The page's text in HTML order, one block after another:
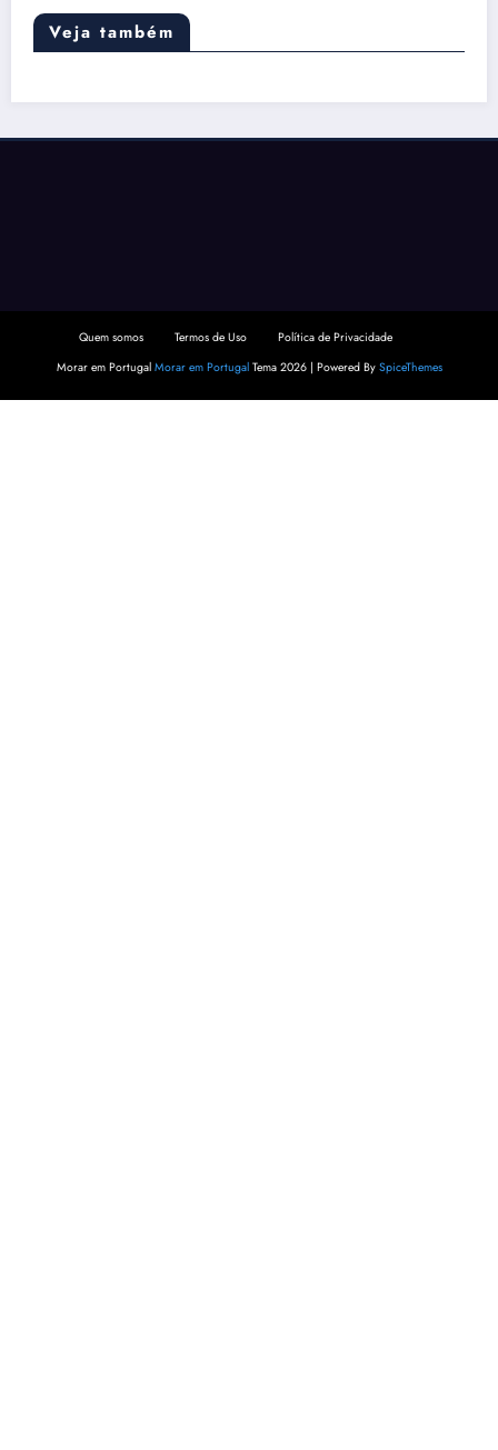
Veja também
Quem somos Termos de Uso
Política de Privacidade
Morar em Portugal Morar em PortugalTema 2026 | Powered By SpiceThemes